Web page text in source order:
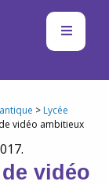
> Lycée
vidéo ambitieux
vidéo